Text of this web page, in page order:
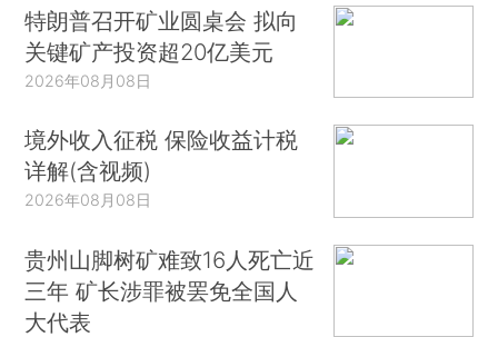
特朗普召开矿业圆桌会 拟向
关键矿产投资超20亿美元
2026年08月08日
境外收入征税 保险收益计税
详解(含视频)
2026年08月08日
贵州山脚树矿难致16人死亡近
三年 矿长涉罪被罢免全国人
大代表